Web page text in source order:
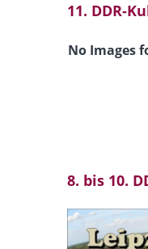
11. DDR-
No Images
8. bis 10.